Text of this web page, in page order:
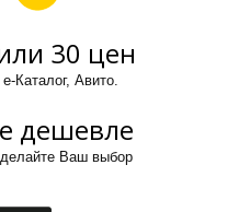
30 цен
Каталог, Авито.
дешевле
Ваш выбор